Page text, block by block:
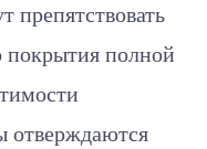
препятствовать
покрытия полной
отверждаются